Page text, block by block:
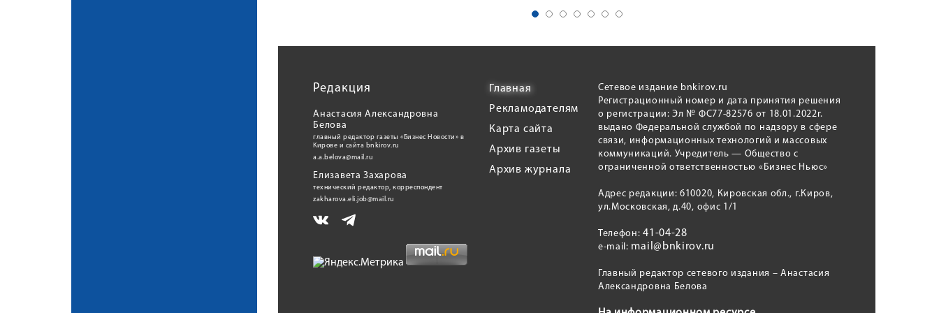
Редакция
Анастасия Александровна
Белова
главный редактор газеты «Бизнес Новости» в
Кирове и сайта bnkirov.ru
a.a.belova@mail.ru
Елизавета Захарова
технический редактор, корреспондент
zakharova.eli.job@mail.ru
Главная
Рекламодателям
Карта сайта
Архив газеты
Архив журнала
Сетевое издание bnkirov.ru
Регистрационный номер и дата принятия решения
о регистрации: Эл № ФС77-82576 от 18.01.2022г.
выдано Федеральной службой по надзору в сфере
связи, информационных технологий и массовых
коммуникаций. Учредитель — Общество с
ограниченной ответственностью «Бизнес Ньюс»
Адрес редакции: 610020, Кировская обл., г.Киров,
ул.Московская, д.40, офис 1/1
Телефон:41-04-28
e-mail: mail@bnkirov.ru
Главный редактор сетевого издания – Анастасия
Александровна Белова